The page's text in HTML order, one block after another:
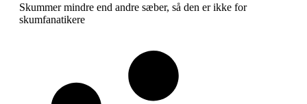
Skummer mindre end andre sæber, så den er ikke for
skumfanatikere